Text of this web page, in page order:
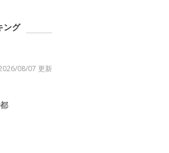
ング
08/07 更新